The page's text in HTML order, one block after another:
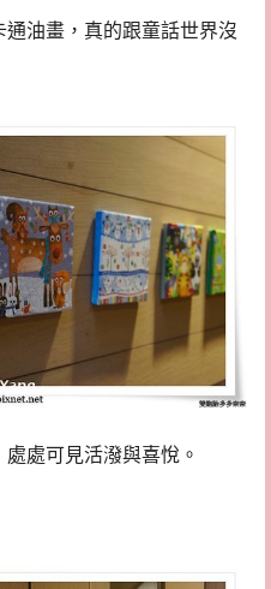
油畫，真的跟童話世界沒
處可見活潑與喜悅。